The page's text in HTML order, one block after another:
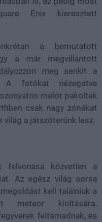
Enix kieresztett
a bemutatott
a már megvillantott
meg senkit a
A fotókat nézegetve
melót pakoltak
csak nagy zónákat
világ a játszóterünk lesz.
felvonása közvetlen a
Az egész világ sorsa
kell találniuk a
meteor kioltására.
feltámadnak, és